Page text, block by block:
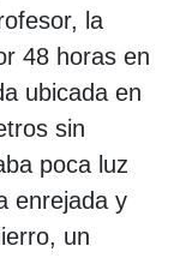
la
48 horas en
ubicada en
sin
poca luz
enrejada y
un